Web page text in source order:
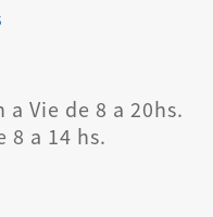
a Vie de 8 a 20hs.
8 a 14 hs.